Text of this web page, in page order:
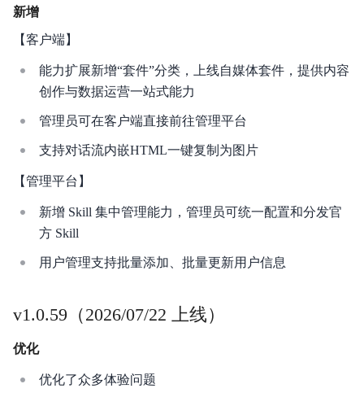
新增
【客户端】
能力扩展新增“套件”分类，上线自媒体套件，提供内容
创作与数据运营一站式能力
管理员可在客户端直接前往管理平台
支持对话流内嵌HTML一键复制为图片
【管理平台】
新增 Skill 集中管理能力，管理员可统一配置和分发官
方 Skill
用户管理支持批量添加、批量更新用户信息
v1.0.59（2026/07/22 上线）
优化
优化了众多体验问题